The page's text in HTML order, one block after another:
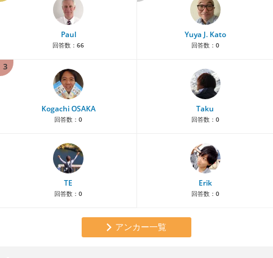
Paul
回答数： 66
Yuya J. Kato
回答数： 0
3
Kogachi OSAKA
回答数： 0
Taku
回答数： 0
TE
回答数： 0
Erik
回答数： 0
アンカー一覧